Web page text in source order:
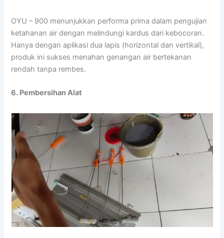
OYU – 900 menunjukkan performa prima dalam pengujian
ketahanan air dengan melindungi kardus dari kebocoran.
Hanya dengan aplikasi dua lapis (horizontal dan vertikal),
produk ini sukses menahan genangan air bertekanan
rendah tanpa rembes.
6. Pembersihan Alat